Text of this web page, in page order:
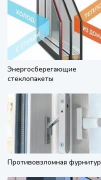
Энергосберегающие
стеклопакеты
Противовзломная